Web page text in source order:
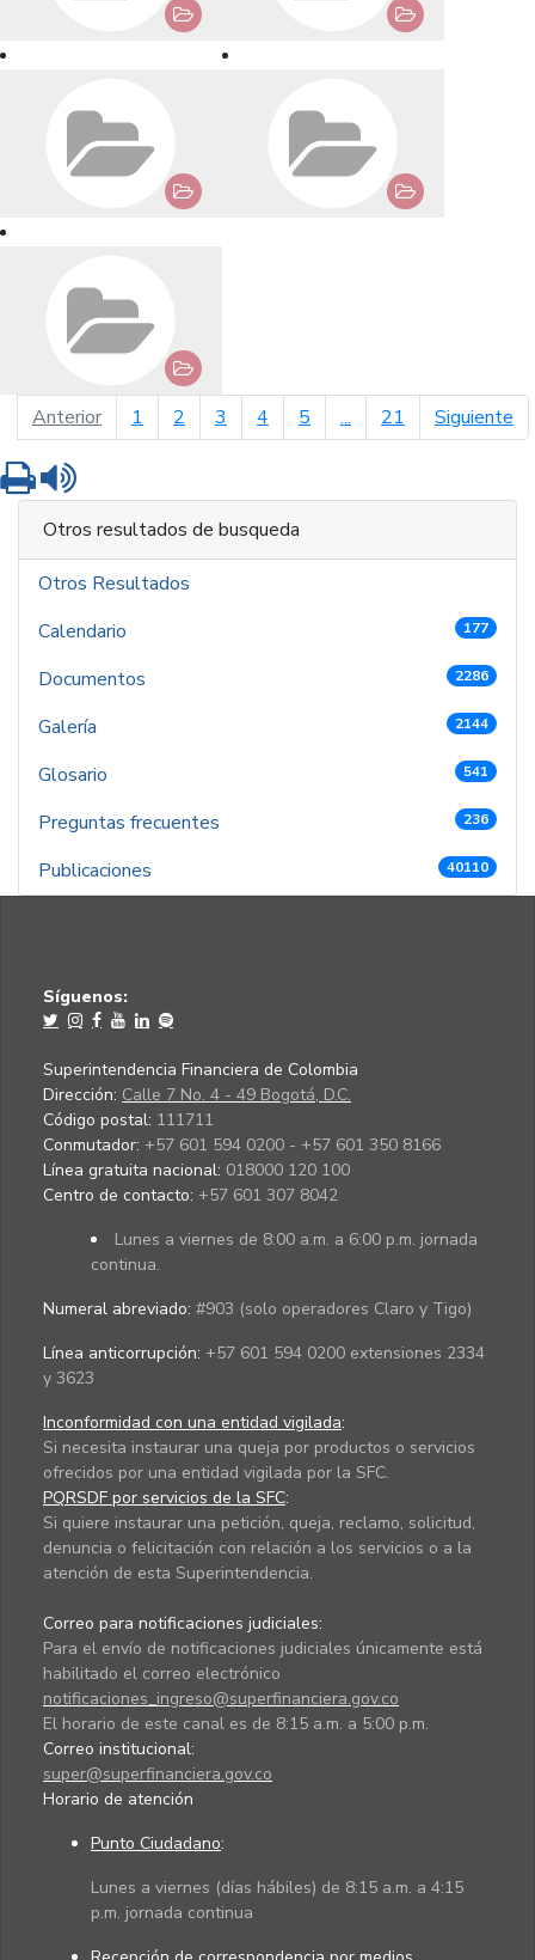
Anteriorpágina anterior
1 2 3 4 5 ... 21 Siguiente
Imprimir
Otros resultados de busqueda
Otros Resultados
Calendario
177
Documentos 2286
Galería 2144
Glosario 541
Preguntas frecuentes 236
Publicaciones 40110
Síguenos:
Superintendencia Financiera de Colombia
Dirección: Calle 7 No. 4 - 49 Bogotá, D.C.
Código postal: 111711
Conmutador: +57 601 594 0200 - +57 601 350 8166
Línea gratuita nacional: 018000 120 100
Centro de contacto: +57 601 307 8042
Lunes a viernes de 8:00 a.m. a 6:00 p.m. jornada
continua.
Numeral abreviado: #903 (solo operadores Claro y Tigo)
Línea anticorrupción: +57 601 594 0200 extensiones 2334
y 3623
Inconformidad con una entidad vigilada:
Si necesita instaurar una queja por productos o servicios
ofrecidos por una entidad vigilada por la SFC.
PQRSDF por servicios de la SFC:
Si quiere instaurar una petición, queja, reclamo, solicitud,
denuncia o felicitación con relación a los servicios o a la
atención de esta Superintendencia.
Correo para notificaciones judiciales:
Para el envío de notificaciones judiciales únicamente está
habilitado el correo electrónico
notificaciones_ingreso@superfinanciera.gov.co
El horario de este canal es de 8:15 a.m. a 5:00 p.m.
Correo institucional:
super@superfinanciera.gov.co
Horario de atención
Punto Ciudadano:
Lunes a viernes (días hábiles) de 8:15 a.m. a 4:15
p.m. jornada continua